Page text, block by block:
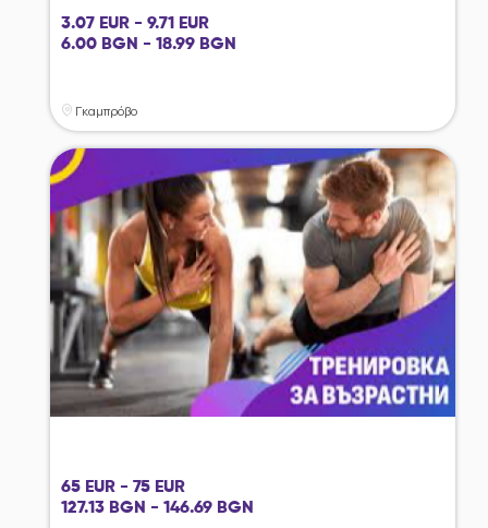
3.07 EUR - 9.71 EUR
6.00 BGN - 18.99 BGN
Γκαμπρόβο
65 EUR - 75 EUR
127.13 BGN - 146.69 BGN